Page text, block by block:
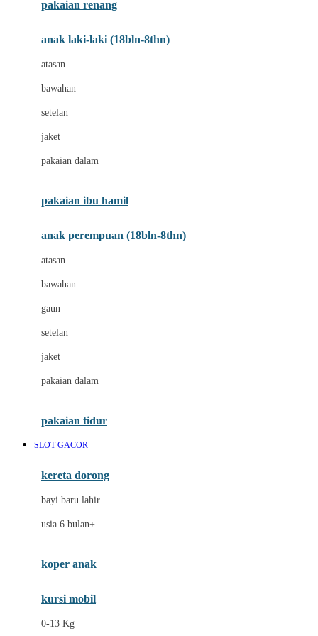
C
Cottonseeds
Crane
Drew
Dr. Brown's
E
ELC
Ergobaby
Ezyroller
F
Felt So Sweet
pakaian renang
anak laki-laki (18bln-8thn)
atasan
bawahan
setelan
jaket
pakaian dalam
pakaian ibu hamil
anak perempuan (18bln-8thn)
atasan
bawahan
gaun
setelan
jaket
pakaian dalam
pakaian tidur
SLOT GACOR
kereta dorong
bayi baru lahir
usia 6 bulan+
koper anak
kursi mobil
0-13 Kg